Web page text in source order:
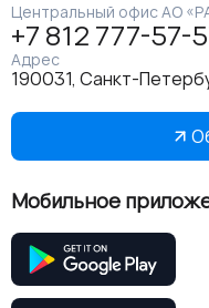
Центральный офис АО
+7 812 777-57-
Адрес
190031, Санкт-
Мобильное